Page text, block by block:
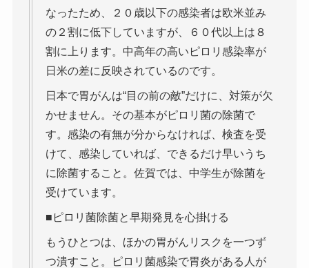
なったため、２０歳以下の感染者は欧米並み
の２割に低下していますが、６０代以上は８
割に上ります。中高年の高いピロリ感染率が
日米の差に反映されているのです。
日本で胃がんは“目の前の敵”だけに、対策が欠
かせません。その基本がピロリ菌の除菌で
す。感染の有無が分からなければ、検査を受
けて、感染していれば、できるだけ早いうち
に除菌すること。佐賀では、中学生が除菌を
受けています。
■ピロリ菌除菌と早期発見を心掛ける
もうひとつは、ほかの胃がんリスクを一つず
つ潰すこと。ピロリ菌感染で胃炎がある人が